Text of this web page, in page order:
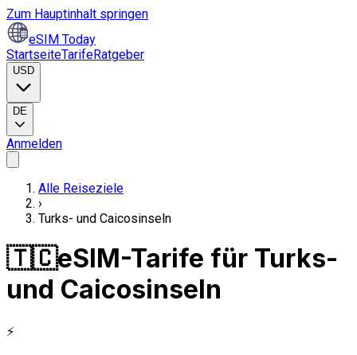
Zum Hauptinhalt springen
eSIM Today
StartseiteTarifeRatgeber
USD
DE
Anmelden
Alle Reiseziele
›
Turks- und Caicosinseln
🇹🇨eSIM-Tarife für Turks-
und Caicosinseln
⚡